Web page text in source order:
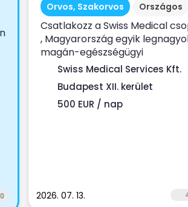
Orvos, Szakorvos Országos
Csatlakozz a Swiss Medical
, Magyarország egyik
magán-egészségügyi
szolgáltatójához ...
Swiss Medical Services Kft.
Budapest XII. kerület
500 EUR / nap
2026. 07. 13.